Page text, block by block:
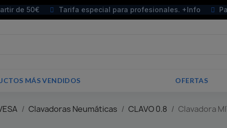
de 50€ Tarifa especial para profesionales. +Info
MÁS VENDIDOS OFERTAS
Clavadoras Neumáticas CLAVO 0.8 Clavadora